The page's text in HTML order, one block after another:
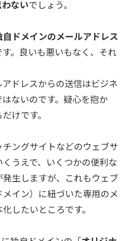
ないでしょう。
自ドメインのメールアドレス
。良いも悪いもなく、それ
ドレスからの送信はビジネ
ないのです。疑心を抱か
けです。
ングサイトなどのウェブサ
うえで、いくつかの便利な
生しますが、これもウェブ
イン）に紐づいた専用のメ
したいところです。